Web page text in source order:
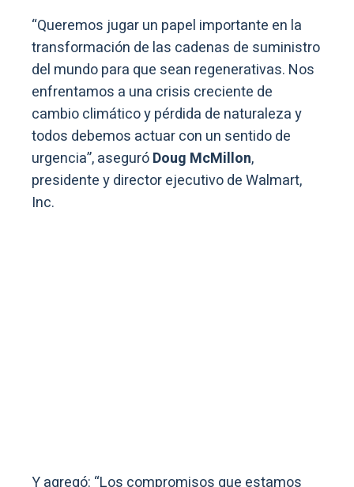
“Queremos jugar un papel importante en la
transformación de las cadenas de suministro
del mundo para que sean regenerativas. Nos
enfrentamos a una crisis creciente de
cambio climático y pérdida de naturaleza y
todos debemos actuar con un sentido de
urgencia”, aseguróDoug McMillon,
presidente y director ejecutivo de Walmart,
Inc.